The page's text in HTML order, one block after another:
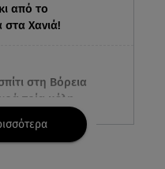
από το
στα Χανιά!
στη Βόρεια
τρία μέλη